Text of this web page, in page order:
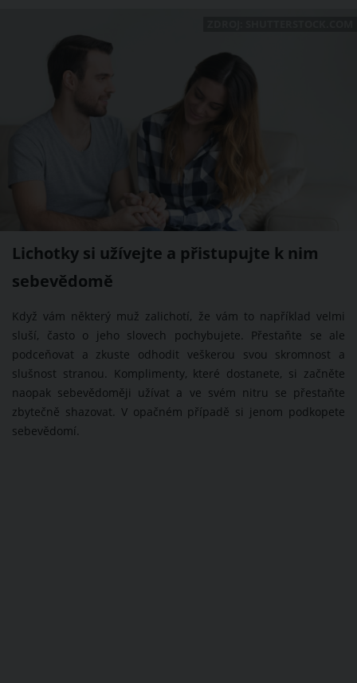
Lichotky si užívejte a přistupujte k nim
sebevědomě
Když vám některý muž zalichotí, že vám to například velmi
sluší, často o jeho slovech pochybujete. Přestaňte se ale
podceňovat a zkuste odhodit veškerou svou skromnost a
slušnost stranou. Komplimenty, které dostanete, si začněte
naopak sebevědoměji užívat a ve svém nitru se přestaňte
zbytečně shazovat. V opačném případě si jenom podkopete
sebevědomí.